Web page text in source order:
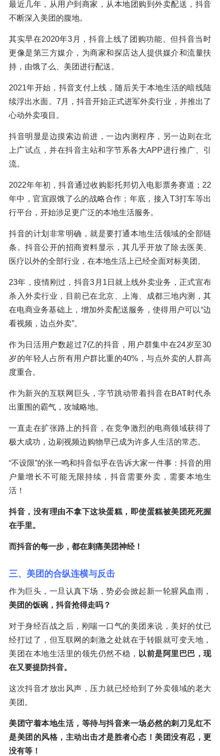
最近几年，从用户到商家，从本地团购到外卖配送，抖音
不断深入美团的腹地。
其实早在2020年3月，抖音上线了团购功能。但抖音当时
更像是第三方媒介，为商家和探店达人提供媒介和流量扶
持，由饿了么、美团进行配送。
2021年开始，抖音支付上线，随后关于本地生活的暗线陆
续浮出水面。7月，抖音开始正式进军外卖行业，并推出了
心动外卖项目。
抖音明显是边摸索边前进，一边内测程序，另一边则在北
上广试点，并在抖音主站和字节系各大APP进行推广、引
流。
2022年年初，抖音通过收购影托邦切入电影票务赛道；22
年中，官宣跟饿了么的战略合作；年底，接入T3打车等出
行平台，开始涉足更广泛的本地生活服务。
抖音的计划非常明确，就是要打通本地生活领域的全部链
条。抖音公开的招商资料显示，其几乎开放了除去医美、
医疗以外的全部行业，在本地生活上已经全面对标美团。
23年，疫情刚过，抖音3月1日就上线外卖业务，正式宣布
杀入外卖行业，目前已在北京、上海、成都三地内测，其
在电商业务基础上，增加外卖配送服务，使得用户可以“边
看视频，边点外卖”。
作为日活用户数超过7亿的抖音，用户群集中在24岁至30
岁的年轻人占所有用户群比重的40%，与点外卖的人群高
度重合。
作为新兴的互联网巨头，字节跳动带着抖音在BAT时代杀
出重围的霸气，攻城略地。
一直走在扩张路上的抖音，在竞争激烈的电商领域获得了
极大成功，边刷视频边购物早已成为许多人生活的常态。
“不设限”的张一鸣和抖音似乎在告诉大家一件事：抖音的用
户量增长不可能无限持续，抖音需要外卖，需要本地生
活！
抖音，没有理由不拿下这块蛋糕，即使蛋糕被美团死死握
在手里。
而抖音的每一步，都在刺痛美团神经！
三、美团的合纵连横与反击
作为巨头，一旦认真下场，势必会掀起新一轮腥风血雨，
美团的饭碗，抖音抢得走吗？
对于身经百战之后，刚喘一口气的美团来说，美好的仗已
经打过了，但互联网的刺激之处就在于转眼就可变天地，
美团在本地生活里的领先仍然不稳， 以前是阿里巴巴，现
在又要提防抖音。
这次抖音才放出风声，压力就已经给到了外卖领域的老大
美团。
美团守着本地生活，等待与抖音来一场必然的刺刀见红不
是美团的风格，主动出击才是胜者心态！美团没有忍，更
没有等！